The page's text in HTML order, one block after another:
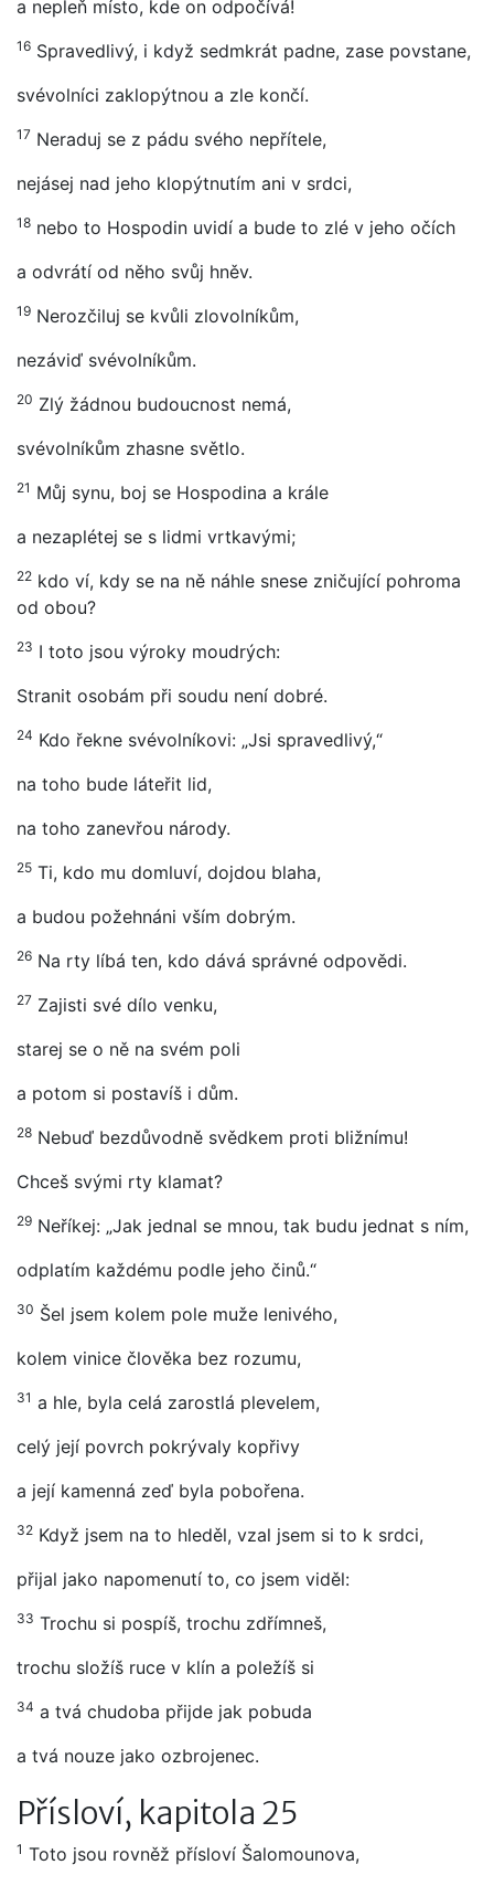
a nepleň místo, kde on odpočívá!
16 Spravedlivý, i když sedmkrát padne, zase povstane,
svévolníci zaklopýtnou a zle končí.
17 Neraduj se z pádu svého nepřítele,
nejásej nad jeho klopýtnutím ani v srdci,
18 nebo to Hospodin uvidí a bude to zlé v jeho očích
a odvrátí od něho svůj hněv.
19 Nerozčiluj se kvůli zlovolníkům,
nezáviď svévolníkům.
20 Zlý žádnou budoucnost nemá,
svévolníkům zhasne světlo.
21 Můj synu, boj se Hospodina a krále
a nezaplétej se s lidmi vrtkavými;
22 kdo ví, kdy se na ně náhle snese zničující pohroma
od obou?
23 I toto jsou výroky moudrých:
Stranit osobám při soudu není dobré.
24 Kdo řekne svévolníkovi: „Jsi spravedlivý,“
na toho bude láteřit lid,
na toho zanevřou národy.
25 Ti, kdo mu domluví, dojdou blaha,
a budou požehnáni vším dobrým.
26 Na rty líbá ten, kdo dává správné odpovědi.
27 Zajisti své dílo venku,
starej se o ně na svém poli
a potom si postavíš i dům.
28 Nebuď bezdůvodně svědkem proti bližnímu!
Chceš svými rty klamat?
29 Neříkej: „Jak jednal se mnou, tak budu jednat s ním,
odplatím každému podle jeho činů.“
30 Šel jsem kolem pole muže lenivého,
kolem vinice člověka bez rozumu,
31 a hle, byla celá zarostlá plevelem,
celý její povrch pokrývaly kopřivy
a její kamenná zeď byla pobořena.
32 Když jsem na to hleděl, vzal jsem si to k srdci,
přijal jako napomenutí to, co jsem viděl:
33 Trochu si pospíš, trochu zdřímneš,
trochu složíš ruce v klín a poležíš si
34 a tvá chudoba přijde jak pobuda
a tvá nouze jako ozbrojenec.
Přísloví, kapitola 25
1 Toto jsou rovněž přísloví Šalomounova,